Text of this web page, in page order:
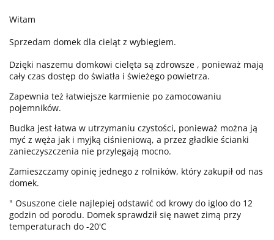
Witam
Sprzedam domek dla cieląt z wybiegiem.
Dzięki naszemu domkowi cielęta są zdrowsze , ponieważ mają
cały czas dostęp do światła i świeżego powietrza.
Zapewnia też łatwiejsze karmienie po zamocowaniu
pojemników.
Budka jest łatwa w utrzymaniu czystości, ponieważ można ją
myć z węża jak i myjką ciśnieniową, a przez gładkie ścianki
zanieczyszczenia nie przylegają mocno.
Zamieszczamy opinię jednego z rolników, który zakupił od nas
domek.
" Osuszone ciele najlepiej odstawić od krowy do igloo do 12
godzin od porodu. Domek sprawdził się nawet zimą przy
temperaturach do -20'C